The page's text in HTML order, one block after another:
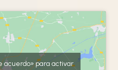
acuerdo» para activar